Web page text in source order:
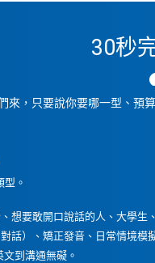
30秒
來，只要說你要哪一型、預
。
想要敢開口說話的人、大學生
話）、矯正發音、日常情境模
到溝通無礙。